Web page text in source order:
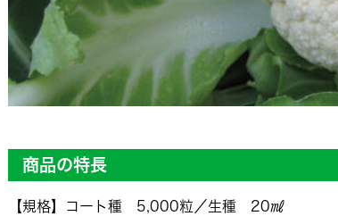
商品の特長
【規格】コート種 5,000粒／生種 20㎖